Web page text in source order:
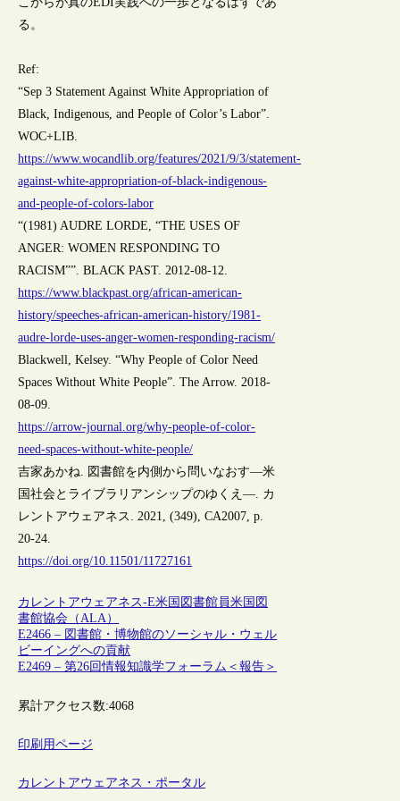
る。
Ref:
“Sep 3 Statement Against White Appropriation of
Black, Indigenous, and People of Color’s Labor”.
WOC+LIB.
https://www.wocandlib.org/features/2021/9/3/statement-
against-white-appropriation-of-black-indigenous-
and-people-of-colors-labor
“(1981) AUDRE LORDE, “THE USES OF
ANGER: WOMEN RESPONDING TO
RACISM””. BLACK PAST. 2012-08-12.
https://www.blackpast.org/african-american-
history/speeches-african-american-history/1981-
audre-lorde-uses-anger-women-responding-racism/
Blackwell, Kelsey. “Why People of Color Need
Spaces Without White People”. The Arrow. 2018-
08-09.
https://arrow-journal.org/why-people-of-color-
need-spaces-without-white-people/
吉家あかね. 図書館を内側から問いなおす―米
国社会とライブラリアンシップのゆくえ―. カ
レントアウェアネス. 2021, (349), CA2007, p.
20-24.
https://doi.org/10.11501/11727161
カレントアウェアネス-E米国 図書館員米国図
書館協会（ALA）
E2466 – 図書館・博物館のソーシャル・ウェル
ビーイングへの貢献
E2469 – 第26回情報知識学フォーラム＜報告＞
累計アクセス数:4068
印刷用ページ
カレントアウェアネス・ポータル